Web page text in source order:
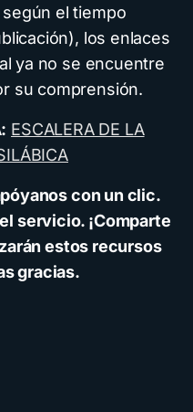
el tiempo
los enlaces
ya no se encuentre
su comprensión.
ESCALERA DE LA
con un clic.
servicio. ¡Comparte
estos recursos
gracias.